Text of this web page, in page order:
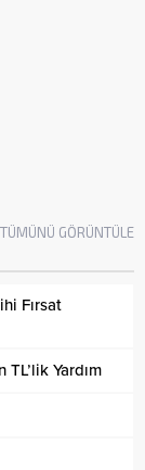
GÖRÜNTÜLE
Fırsat
TL’lik Yardım